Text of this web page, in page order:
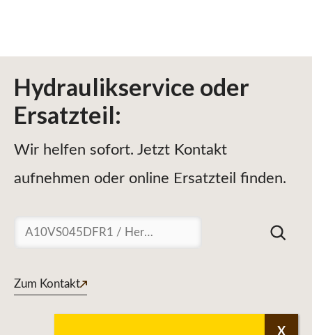
Hydraulikservice oder
Ersatzteil:
Wir helfen sofort. Jetzt Kontakt
aufnehmen oder online Ersatzteil finden.
Suchen
Zum Kontakt